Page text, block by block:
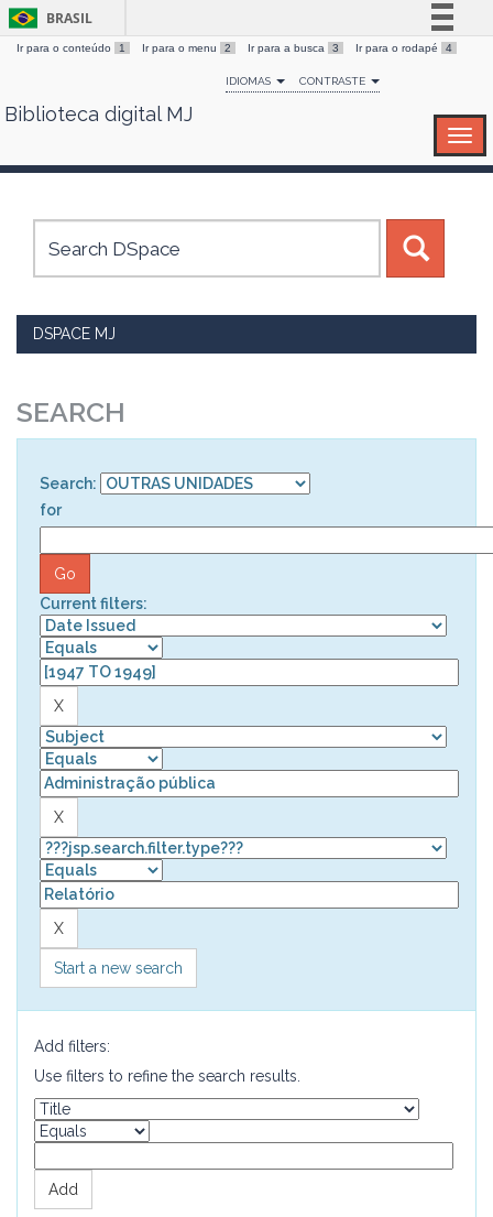
Skip
BRASIL
Simplifique!
Comunica BR
Canais
Ir para o conteúdo 1 Ir para o menu 2 Ir para a busca 3 Ir para o rodapé 4
IDIOMAS CONTRASTE
Biblioteca digital MJ
DSPACE MJ
SEARCH
Search:
for
Current filters:
Start a new search
Add filters:
Use filters to refine the search results.